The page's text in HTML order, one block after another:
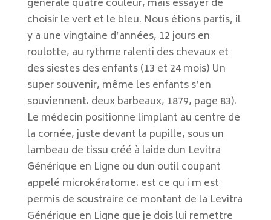
générale quatre couleur, mais essayer de
choisir le vert et le bleu. Nous étions partis, il
y a une vingtaine d’années, 12 jours en
roulotte, au rythme ralenti des chevaux et
des siestes des enfants (13 et 24 mois) Un
super souvenir, même les enfants s’en
souviennent. deux barbeaux, 1879, page 83).
Le médecin positionne limplant au centre de
la cornée, juste devant la pupille, sous un
lambeau de tissu créé à laide dun Levitra
Générique en Ligne ou dun outil coupant
appelé microkératome. est ce qu i m est
permis de soustraire ce montant de la Levitra
Générique en Ligne que je dois lui remettre